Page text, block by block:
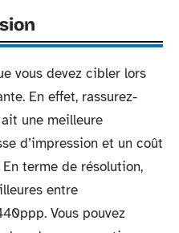
vous devez cibler lors
En effet, rassurez-
une meilleure
d’impression et un coût
terme de résolution,
entre
Vous pouvez